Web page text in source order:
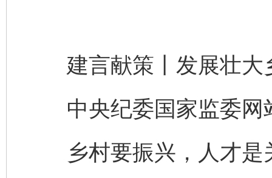
建言献策丨发展壮大
中央纪委国家监委网
乡村要振兴，人才是